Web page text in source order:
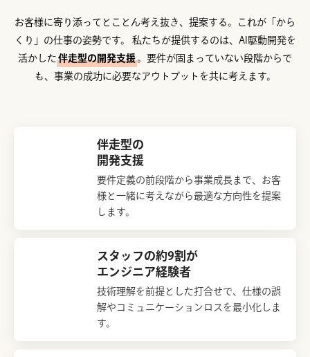
お客様に寄り添ってとことん考え抜き、提案する。これが「から
くり」の仕事の姿勢です。
私たちが提供するのは、AI駆動開発を
活かした 伴走型の開発支援 。要件が固まっていない段階からで
も、事業の成功に必要なアウトプットを共に考えます。
伴走型の
開発支援
要件定義の前段階から事業成長まで、お客
様と一緒に考えながら最適な方向性を提案
します。
スタッフの約9割が
エンジニア経験者
技術理解を前提とした打合せで、仕様の誤
解やコミュニケーションロスを最小化しま
す。